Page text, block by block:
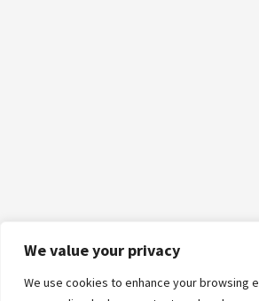
We value your privacy
We use cookies to enhance your browsing